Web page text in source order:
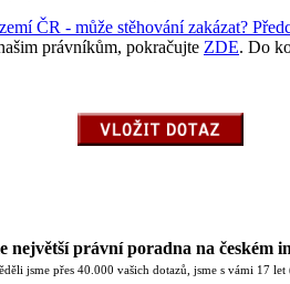
ČR - může stěhování zakázat?
právníkům, pokračujte ZDE. Do
největší právní poradna na českém
jsme přes 40.000 vašich dotazů, jsme s vámi 17